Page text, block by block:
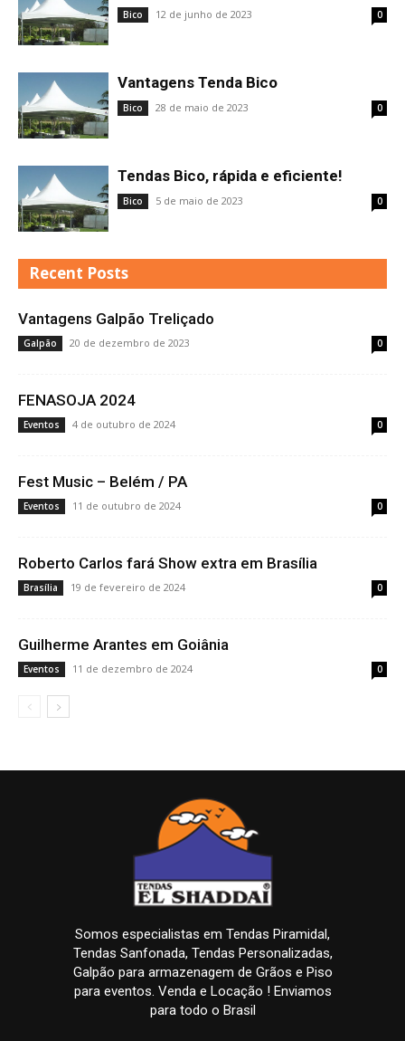
Bico 12 de junho de 2023 0
Vantagens Tenda Bico
Bico 28 de maio de 2023 0
Tendas Bico, rápida e eficiente!
Bico 5 de maio de 2023 0
Recent Posts
Vantagens Galpão Treliçado
Galpão 20 de dezembro de 2023 0
FENASOJA 2024
Eventos 4 de outubro de 2024 0
Fest Music – Belém / PA
Eventos 11 de outubro de 2024 0
Roberto Carlos fará Show extra em Brasília
Brasília 19 de fevereiro de 2024 0
Guilherme Arantes em Goiânia
Eventos 11 de dezembro de 2024 0
Somos especialistas em Tendas Piramidal,
Tendas Sanfonada, Tendas Personalizadas,
Galpão para armazenagem de Grãos e Piso
para eventos. Venda e Locação ! Enviamos
para todo o Brasil